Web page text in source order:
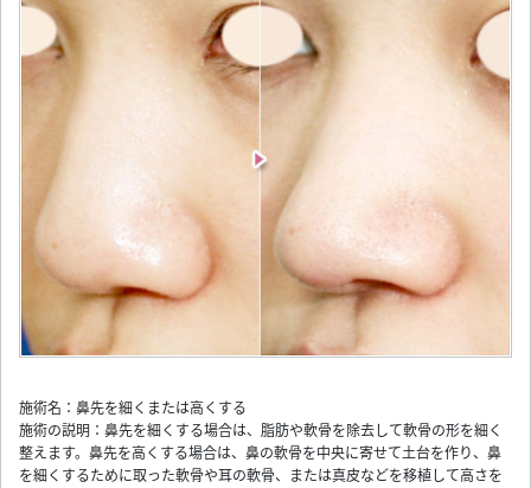
施術名：鼻先を細くまたは高くする
施術の説明：鼻先を細くする場合は、脂肪や軟骨を除去して軟骨の形を細く
整えます。鼻先を高くする場合は、鼻の軟骨を中央に寄せて土台を作り、鼻
を細くするために取った軟骨や耳の軟骨、または真皮などを移植して高さを